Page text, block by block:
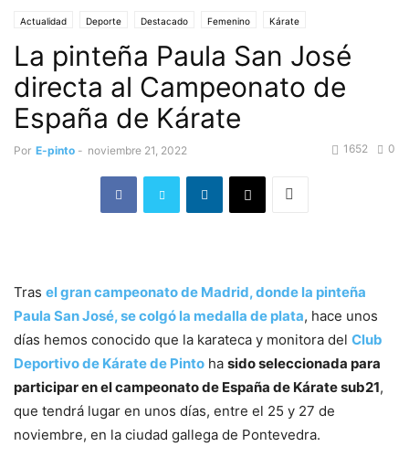
Actualidad Deporte Destacado Femenino Kárate
La pinteña Paula San José
directa al Campeonato de
España de Kárate
Por E-pinto - noviembre 21, 2022 0
1652
Tras el gran campeonato de Madrid, donde la pinteña
Paula San José, se colgó la medalla de plata, hace unos
días hemos conocido que la karateca y monitora del Club
Deportivo de Kárate de Pinto ha sido seleccionada para
participar en el campeonato de España de Kárate sub21,
que tendrá lugar en unos días, entre el 25 y 27 de
noviembre, en la ciudad gallega de Pontevedra.